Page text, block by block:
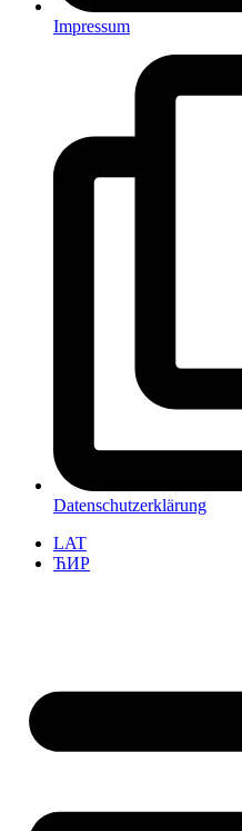
Impressum
Datenschutzerklärung
LAT
ЋИР